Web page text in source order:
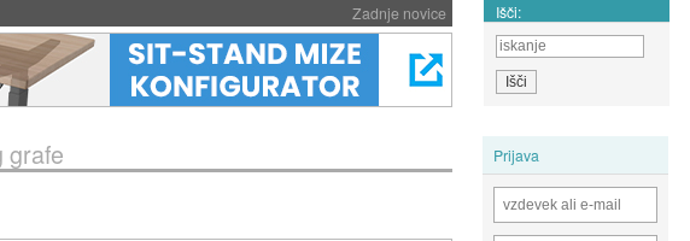
Zadnje novice Išči:
Prijava
grafe